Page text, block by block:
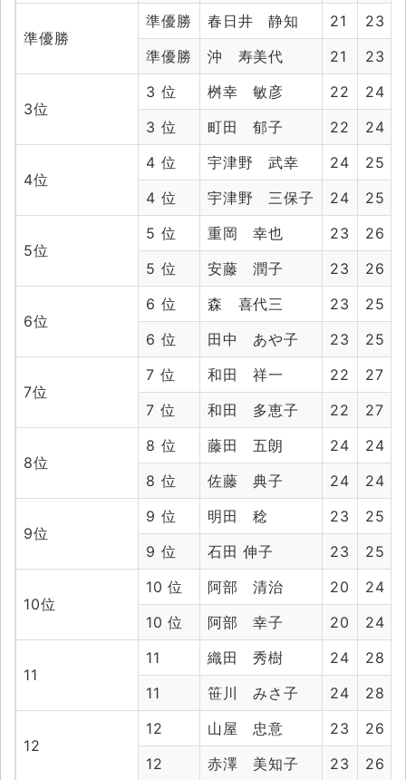
準優勝
準優勝 春日井 静知 21 23
準優勝
沖 寿美代 21 23
3位
3 位 桝幸 敏彦 22 24
3 位
町田 郁子 22 24
4位
4 位 宇津野 武幸 24 25
4 位
宇津野 三保子 24 25
5位
5 位 重岡 幸也 23 26
5 位
安藤 潤子 23 26
6位
6 位 森 喜代三 23 25
6 位
田中 あや子 23 25
7位
7 位 和田 祥一 22 27
7 位
和田 多恵子 22 27
8位
8 位 藤田 五朗 24 24
8 位
佐藤 典子 24 24
9位
9 位 明田 稔 23 25
9 位
石田 伸子 23 25
10位
10 位 阿部 清治 20 24
10 位
阿部 幸子 20 24
11
11 織田 秀樹 24 28
11
笹川 みさ子 24 28
12
12 山屋 忠意 23 26
12
赤澤 美知子 23 26